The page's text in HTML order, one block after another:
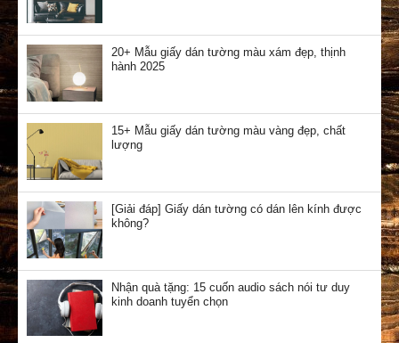
20+ Mẫu giấy dán tường màu xám đẹp, thịnh
hành 2025
15+ Mẫu giấy dán tường màu vàng đẹp, chất
lượng
[Giải đáp] Giấy dán tường có dán lên kính được
không?
Nhận quà tặng: 15 cuốn audio sách nói tư duy
kinh doanh tuyển chọn